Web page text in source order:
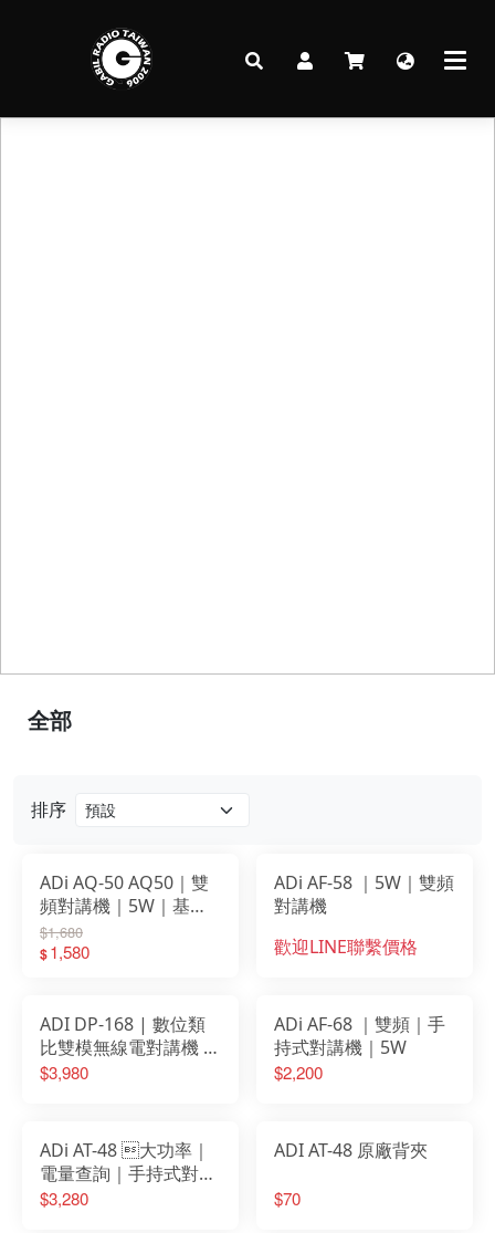
排序
ADi AQ-50 AQ50｜雙
頻對講機｜5W｜基本
入門款
$1,680
$1,580
ADi AF-58 ｜5W｜雙頻
對講機
歡迎LINE聯繫價格
ADI DP-168 | 數位類
比雙模無線電對講機 |
5W大功率｜DMR數位
$3,980
ADi AF-68 ｜雙頻｜手
持式對講機｜5W
$2,200
ADi AT-48 大功率｜
電量查詢｜手持式對講
機｜5W
$3,280
ADI AT-48 原廠背夾
$70
全部